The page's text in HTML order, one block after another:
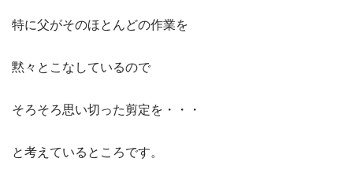
特に父がそのほとんどの作業を
黙々とこなしているので
そろそろ思い切った剪定を・・・
と考えているところです。